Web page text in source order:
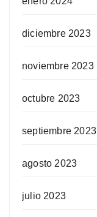
diciembre 2023
noviembre 2023
octubre 2023
septiembre 2023
agosto 2023
julio 2023